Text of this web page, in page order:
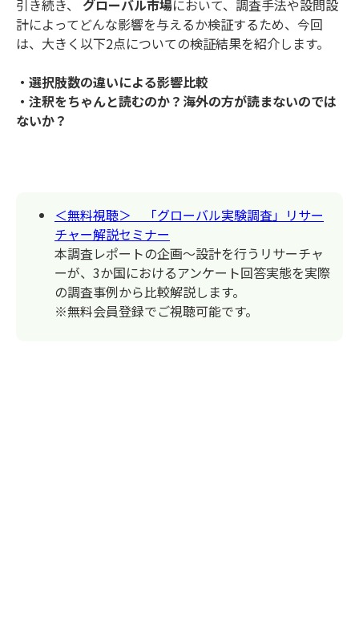
引き続き、 グローバル市場において、調査手法や設問設
計によってどんな影響を与えるか検証するため、今回
は、大きく以下2点についての検証結果を紹介します。
・選択肢数の違いによる影響比較
・注釈をちゃんと読むのか？海外の方が読まないのでは
ないか？
＜無料視聴＞ 「グローバル実験調査」リサー
チャー解説セミナー
本調査レポートの企画～設計を行うリサーチャ
ーが、3か国におけるアンケート回答実態を実際
の調査事例から比較解説します。
※無料会員登録でご視聴可能です。